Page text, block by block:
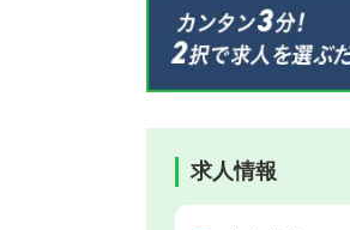
求人情報